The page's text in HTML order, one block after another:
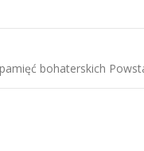
bohaterskich